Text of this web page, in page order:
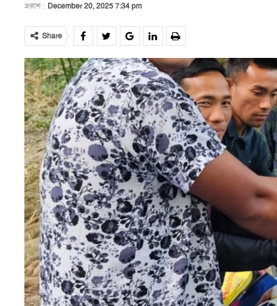
প্রকাশ : December 20, 2025 7:34 pm
Share